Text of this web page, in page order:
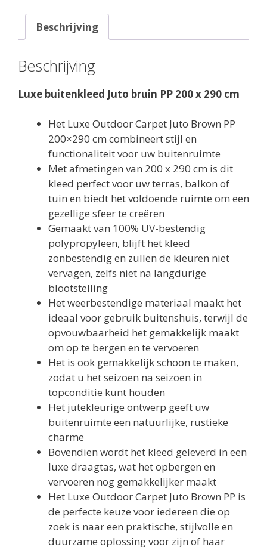
290
aantal
Beschrijving
Beschrijving
Luxe buitenkleed Juto bruin PP 200 x 290 cm
Het Luxe Outdoor Carpet Juto Brown PP
200×290 cm combineert stijl en
functionaliteit voor uw buitenruimte
Met afmetingen van 200 x 290 cm is dit
kleed perfect voor uw terras, balkon of
tuin en biedt het voldoende ruimte om een
​​gezellige sfeer te creëren
Gemaakt van 100% UV-bestendig
polypropyleen, blijft het kleed
zonbestendig en zullen de kleuren niet
vervagen, zelfs niet na langdurige
blootstelling
Het weerbestendige materiaal maakt het
ideaal voor gebruik buitenshuis, terwijl de
opvouwbaarheid het gemakkelijk maakt
om op te bergen en te vervoeren
Het is ook gemakkelijk schoon te maken,
zodat u het seizoen na seizoen in
topconditie kunt houden
Het jutekleurige ontwerp geeft uw
buitenruimte een natuurlijke, rustieke
charme
Bovendien wordt het kleed geleverd in een
luxe draagtas, wat het opbergen en
vervoeren nog gemakkelijker maakt
Het Luxe Outdoor Carpet Juto Brown PP is
de perfecte keuze voor iedereen die op
zoek is naar een praktische, stijlvolle en
duurzame oplossing voor zijn of haar